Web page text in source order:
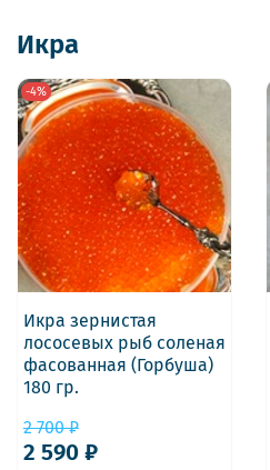
Икра
-4%
Икра зернистая
лососевых рыб соленая
фасованная (Горбуша)
180 гр.
2 700 ₽
2 590 ₽